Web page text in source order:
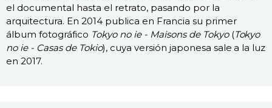
el documental hasta el retrato, pasando por la
arquitectura. En 2014 publica en Francia su primer
álbum fotográfico Tokyo no ie - Maisons de Tokyo(Tokyo
no ie - Casas de Tokio), cuya versión japonesa sale a la luz
en 2017.